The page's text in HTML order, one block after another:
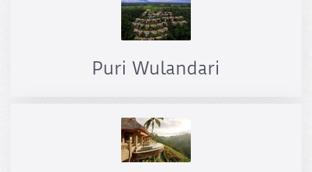
Puri Wulandari